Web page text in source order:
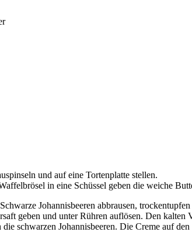
und auf eine Tortenplatte stellen.
in eine Schüssel geben die weiche
Johannisbeeren abbrausen,
geben und unter Rühren auflösen. Den
die schwarzen Johannisbeeren. Die Creme auf